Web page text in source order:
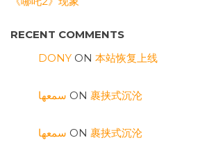
RECENT COMMENTS
DONY ON 本站恢复上线
سمعها ON 裹挟式沉沦
سمعها ON 裹挟式沉沦